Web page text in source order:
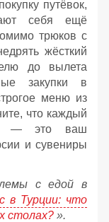
путёвок,
себя ещё
трюков с
жёсткий
до вылета
закупки в
меню из
что каждый
— это ваш
и сувениры
с едой в
в Турции: что
столах? ».